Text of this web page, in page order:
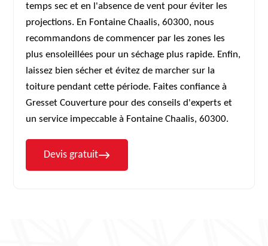
temps sec et en l'absence de vent pour éviter les
projections. En Fontaine Chaalis, 60300, nous
recommandons de commencer par les zones les
plus ensoleillées pour un séchage plus rapide. Enfin,
laissez bien sécher et évitez de marcher sur la
toiture pendant cette période. Faites confiance à
Gresset Couverture pour des conseils d'experts et
un service impeccable à Fontaine Chaalis, 60300.
Devis gratuit